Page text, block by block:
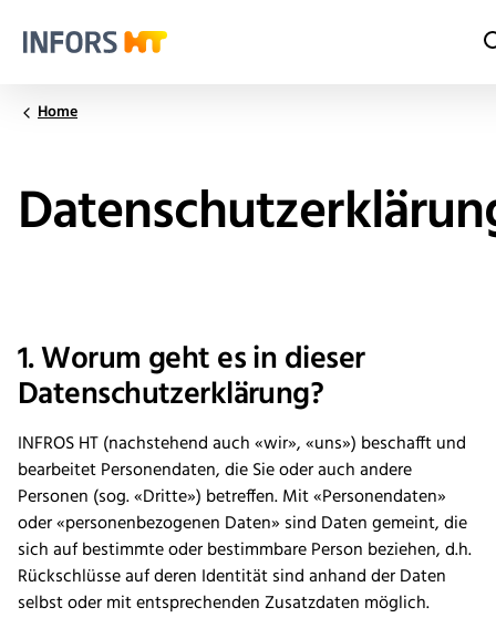
Home
1. Worum geht es in dieser
Datenschutzerklärung?
INFROS HT (nachstehend auch «wir», «uns») beschafft und
bearbeitet Personendaten, die Sie oder auch andere
Personen (sog. «Dritte») betreffen. Mit «Personendaten»
oder «personenbezogenen Daten» sind Daten gemeint, die
sich auf bestimmte oder bestimmbare Person beziehen, d.h.
Rückschlüsse auf deren Identität sind anhand der Daten
selbst oder mit entsprechenden Zusatzdaten möglich.